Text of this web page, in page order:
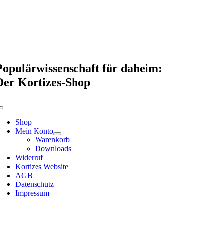
für daheim:
Kortizes-Shop
Shop
Mein Konto
Warenkorb
Downloads
Widerruf
Kortizes Website
AGB
Datenschutz
Impressum